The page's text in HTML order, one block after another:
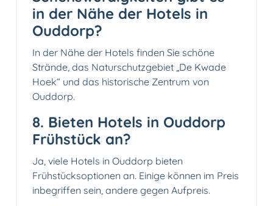
in der Nähe der Hotels in
Ouddorp?
In der Nähe der Hotels finden Sie schöne
Strände, das Naturschutzgebiet „De Kwade
Hoek“ und das historische Zentrum von
Ouddorp.
8. Bieten Hotels in Ouddorp
Frühstück an?
Ja, viele Hotels in Ouddorp bieten
Frühstücksoptionen an. Einige können im Preis
inbegriffen sein, andere gegen Aufpreis.